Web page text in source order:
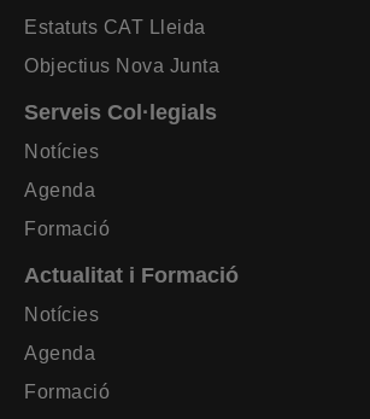
Estatuts CAT Lleida
Objectius Nova Junta
Serveis Col·legials
Notícies
Agenda
Formació
Actualitat i Formació
Notícies
Agenda
Formació